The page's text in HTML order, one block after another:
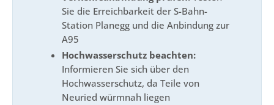
Sie die Erreichbarkeit der S-Bahn-
Station Planegg und die Anbindung zur
A95
Hochwasserschutz beachten:
Informieren Sie sich über den
Hochwasserschutz, da Teile von
Neuried würmnah liegen